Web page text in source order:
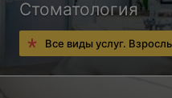
Стоматология
Все виды услуг.